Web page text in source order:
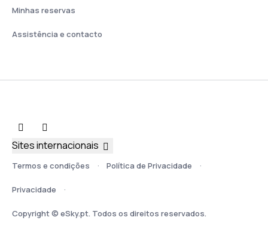
Minhas reservas
Assistência e contacto
Termos e condições Política de Privacidade
Privacidade
Copyright © eSky.pt. Todos os direitos reservados.
Sites internacionais